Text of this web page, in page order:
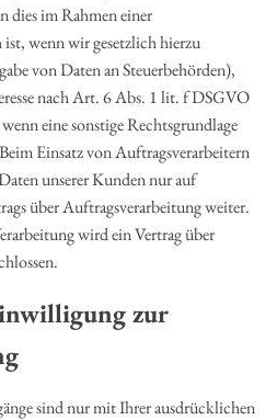
dies im Rahmen einer
wenn wir gesetzlich hierzu
von Daten an Steuerbehörden),
nach Art. 6 Abs. 1 lit. f DSGVO
eine sonstige Rechtsgrundlage
Einsatz von Auftragsverarbeitern
unserer Kunden nur auf
über Auftragsverarbeitung weiter.
wird ein Vertrag über
zur
sind nur mit Ihrer ausdrücklichen